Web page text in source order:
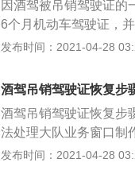
因酒驾被吊销驾驶证的
6个月机动车驾驶证，
受到处罚后，再次酒后
满两年后才可以重新申
发布时间：2021-04-28
酒驾吊销驾驶证恢复步
酒驾吊销驾驶证恢复步
法处理大队业务窗口制
或违法车辆管理处进行
发布时间：2021-04-28